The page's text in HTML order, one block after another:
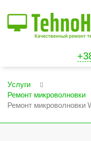
Услуги
Ремонт микроволновки
Ремонт микроволновки